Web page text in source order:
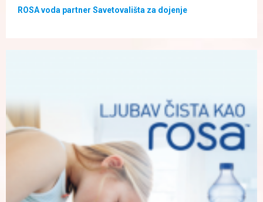
ROSA voda partner Savetovališta za dojenje